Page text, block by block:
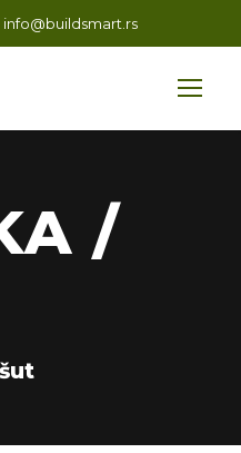
info@buildsmart.rs
/